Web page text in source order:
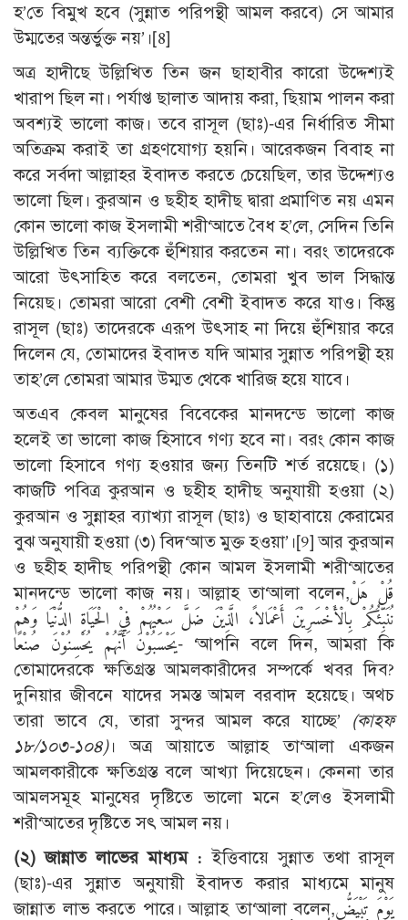
হ’তে বিমুখ হবে (সুন্নাত পরিপন্থী আমল করবে) সে আমার
উম্মতের অন্তর্ভুক্ত নয়’।[8]
অত্র হাদীছে উল্লিখিত তিন জন ছাহাবীর কারো উদ্দেশ্যই
খারাপ ছিল না। পর্যাপ্ত ছালাত আদায় করা, ছিয়াম পালন করা
অবশ্যই ভালো কাজ। তবে রাসূল (ছাঃ)-এর নির্ধারিত সীমা
অতিক্রম করাই তা গ্রহণযোগ্য হয়নি। আরেকজন বিবাহ না
করে সর্বদা আল্লাহর ইবাদত করতে চেয়েছিল, তার উদ্দেশ্যও
ভালো ছিল। কুরআন ও ছহীহ হাদীছ দ্বারা প্রমাণিত নয় এমন
কোন ভালো কাজ ইসলামী শরী‘আতে বৈধ হ’লে, সেদিন তিনি
উল্লিখিত তিন ব্যক্তিকে হুঁশিয়ার করতেন না। বরং তাদেরকে
আরো উৎসাহিত করে বলতেন, তোমরা খুব ভাল সিদ্ধান্ত
নিয়েছ। তোমরা আরো বেশী বেশী ইবাদত করে যাও। কিন্তু
রাসূল (ছাঃ) তাদেরকে এরূপ উৎসাহ না দিয়ে হুঁশিয়ার করে
দিলেন যে, তোমাদের ইবাদত যদি আমার সুন্নাত পরিপন্থী হয়
তাহ’লে তোমরা আমার উম্মত থেকে খারিজ হয়ে যাবে।
অতএব কেবল মানুষের বিবেকের মানদন্ডে ভালো কাজ
হলেই তা ভালো কাজ হিসাবে গণ্য হবে না। বরং কোন কাজ
ভালো হিসাবে গণ্য হওয়ার জন্য তিনটি শর্ত রয়েছে। (১)
কাজটি পবিত্র কুরআন ও ছহীহ হাদীছ অনুযায়ী হওয়া (২)
কুরআন ও সুন্নাহর ব্যাখ্যা রাসূল (ছাঃ) ও ছাহাবায়ে কেরামের
বুঝ অনুযায়ী হওয়া (৩) বিদ‘আত মুক্ত হওয়া’।[9]আর কুরআন
ও ছহীহ হাদীছ পরিপন্থী কোন আমল ইসলামী শরী‘আতের
মানদন্ডে ভালো কাজ নয়। আল্লাহ তা‘আলা বলেন,قُلْ هَلْ
نُنَبِّئُكُمْ بِالْأَخْسَرِيْنَ أَعْمَالاً، الَّذِيْنَ ضَلَّ سَعْيُهُمْ فِيْ الْحَيَاةِ الدُّنْيَا وَهُمْ
يَحْسَبُوْنَ أَنَّهُمْ يُحْسِنُوْنَ صُنْعًا- ‘আপনি বলে দিন, আমরা কি
তোমাদেরকে ক্ষতিগ্রস্ত আমলকারীদের সম্পর্কে খবর দিব?
দুনিয়ার জীবনে যাদের সমস্ত আমল বরবাদ হয়েছে। অথচ
তারা ভাবে যে, তারা সুন্দর আমল করে যাচ্ছে’ (কাহফ
১৮/১০৩-১০৪)। অত্র আয়াতে আল্লাহ তা‘আলা একজন
আমলকারীকে ক্ষতিগ্রস্ত বলে আখ্যা দিয়েছেন। কেননা তার
আমলসমূহ মানুষের দৃষ্টিতে ভালো মনে হ’লেও ইসলামী
শরী‘আতের দৃষ্টিতে সৎ আমল নয়।
(২) জান্নাত লাভের মাধ্যম : ইত্তিবায়ে সুন্নাত তথা রাসূল
(ছাঃ)-এর সুন্নাত অনুযায়ী ইবাদত করার মাধ্যমে মানুষ
জান্নাত লাভ করতে পারে। আল্লাহ তা‘আলা বলেন,يَوْمَ تَبْيَضُّ